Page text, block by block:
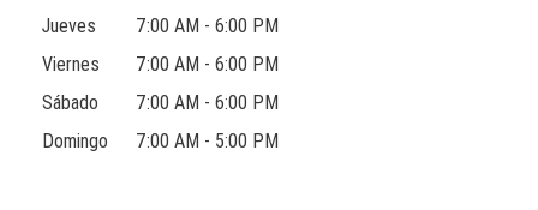
Jueves
7:00 AM - 6:00 PM
Viernes
7:00 AM - 6:00 PM
Sábado
7:00 AM - 6:00 PM
Domingo
7:00 AM - 5:00 PM